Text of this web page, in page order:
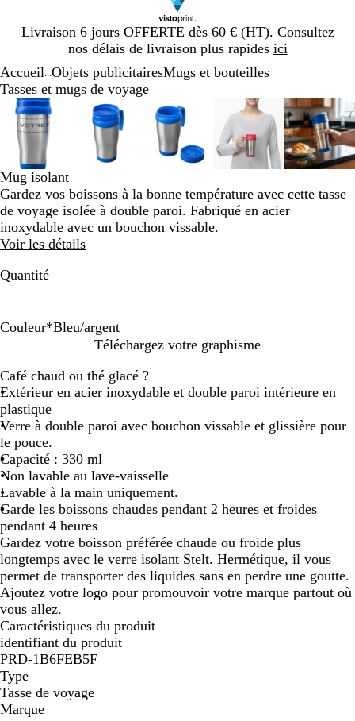
Livraison 6 jours OFFERTE dès 60 € (HT). Consultez
nos délais de livraison plus rapides ici
Diapositive
1
Accueil Objets publicitairesMugs et bouteilles
Tasses et mugs de voyage
Image
zoomable
Zoom
au
minimum
Cliquez
pour
développer
Utilisez
les
touches
plus
et
moins
pour
zoomer
et
les
touches
faire
Image
zoomable
Zoom
au
minimum
Cliquez
pour
développer
Utilisez
les
touches
plus
moins
pour
zoomer
faire
défiler
Image
zoomable
Zoom
au
minimum
Cliquez
pour
développer
Utilisez
les
touches
plus
moins
pour
zoomer
défiler
Image
zoomable
Zoom
au
minimum
Cliquez
pour
développer
Utilisez
les
touches
plus
et
moins
pour
Image
Zoom
au
pour
les
plus
et
moins
Diapositive
Mug isolant
Gardez vos boissons à la bonne température avec cette tasse
de voyage isolée à double paroi. Fabriqué en acier
inoxydable avec un bouchon vissable.
Voir les détails
Quantité
Couleur*Bleu/argent
u
g
e
/
a
r
g
e
n
t
e
u
/
a
r
g
e
n
t
i
r
u
n
i
/
a
r
g
e
n
t
r
t
l
i
m
e
/
a
r
g
e
n
t
i
s
/
a
r
g
e
n
t
Téléchargez votre graphisme
Café chaud ou thé glacé ?
Extérieur en acier inoxydable et double paroi intérieure en
plastique
Verre à double paroi avec bouchon vissable et glissière pour
le pouce.
Capacité : 330 ml
Non lavable au lave-vaisselle
Lavable à la main uniquement.
Garde les boissons chaudes pendant 2 heures et froides
pendant 4 heures
Gardez votre boisson préférée chaude ou froide plus
longtemps avec le verre isolant Stelt. Hermétique, il vous
permet de transporter des liquides sans en perdre une goutte.
Ajoutez votre logo pour promouvoir votre marque partout où
vous allez.
Caractéristiques du produit
identifiant du produit
PRD-1B6FEB5F
Type
Tasse de voyage
Marque